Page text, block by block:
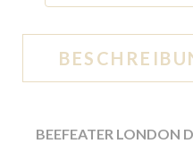
BEEFEATER LONDON